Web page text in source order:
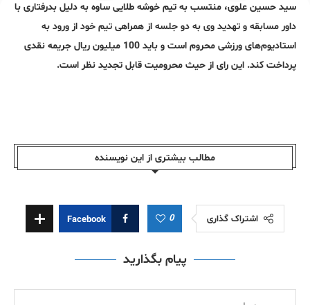
سید حسین علوی، منتسب به تیم خوشه طلایی ساوه به دلیل بدرفتاری با
داور مسابقه و تهدید وی به دو جلسه از همراهی تیم خود از ورود به
استادیوم‌های ورزشی محروم است و باید 100 میلیون ریال جریمه نقدی
پرداخت کند. این رای از حیث محرومیت قابل تجدید نظر است.
مطالب بیشتری از این نویسندە
اشتراک گذاری 0
Facebook
پیام بگذارید